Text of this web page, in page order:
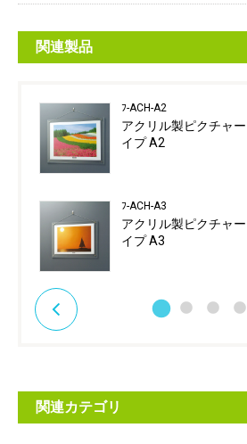
関連製品
ﾌ-ACH-A2
アクリル製ピクチャ
イプ A2
ﾌ-ACH-A3
アクリル製ピクチャ
イプ A3
関連カテゴリ